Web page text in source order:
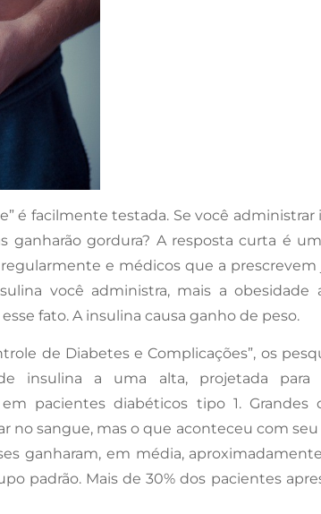
é facilmente testada. Se você administrar
ganharão gordura? A resposta curta é
e médicos que a prescrevem
você administra, mais a obesidade
fato. A insulina causa ganho de peso.
de Diabetes e Complicações”, os
insulina a uma alta, projetada para
pacientes diabéticos tipo 1. Grandes
no sangue, mas o que aconteceu com seu
ganharam, em média,
padrão. Mais de 30% dos pacientes